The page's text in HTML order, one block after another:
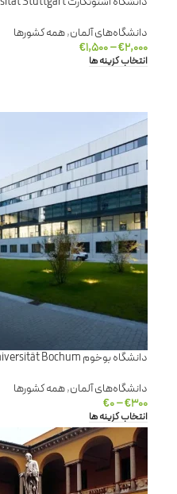
دانشگاه‌های آلمان,همه کشورها
€۲,۰۰۰ –
€۱,۵۰۰
انتخاب گزینه ها
دانشگاه بوخوم Ruhr-Universität Bochum
دانشگاه‌های آلمان,همه کشورها
€۳۰۰ –
€۰
انتخاب گزینه ها